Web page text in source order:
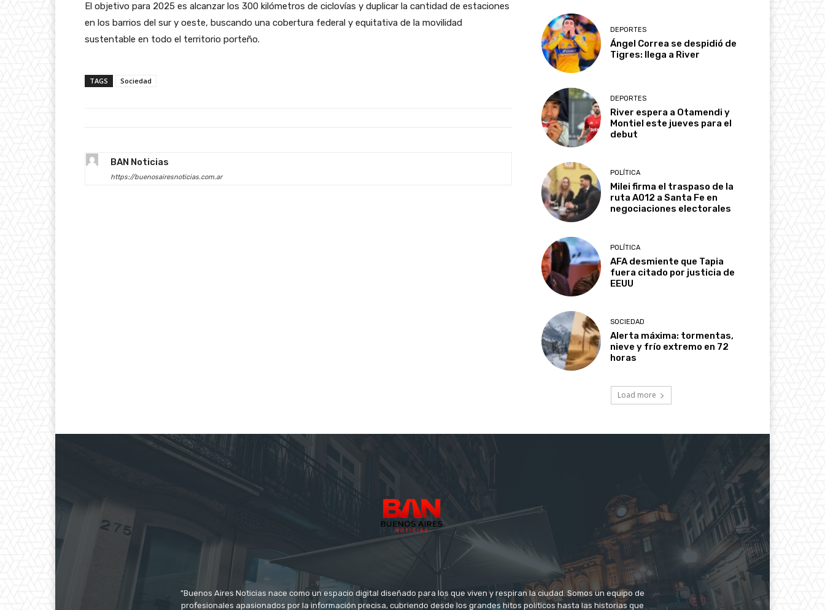
El objetivo para 2025 es alcanzar los 300 kilómetros de ciclovías y duplicar la cantidad de estaciones
en los barrios del sur y oeste, buscando una cobertura federal y equitativa de la movilidad
sustentable en todo el territorio porteño.
TAGS Sociedad
BAN Noticias
https://buenosairesnoticias.com.ar
DEPORTES
Ángel Correa se despidió de
Tigres: llega a River
DEPORTES
River espera a Otamendi y
Montiel este jueves para el
debut
POLÍTICA
Milei firma el traspaso de la
ruta A012 a Santa Fe en
negociaciones electorales
POLÍTICA
AFA desmiente que Tapia
fuera citado por justicia de
EEUU
SOCIEDAD
Alerta máxima: tormentas,
nieve y frío extremo en 72
horas
Load more
"Buenos Aires Noticias nace como un espacio digital diseñado para los que viven y respiran la ciudad. Somos un equipo de
profesionales apasionados por la información precisa, cubriendo desde los grandes hitos políticos hasta las historias que